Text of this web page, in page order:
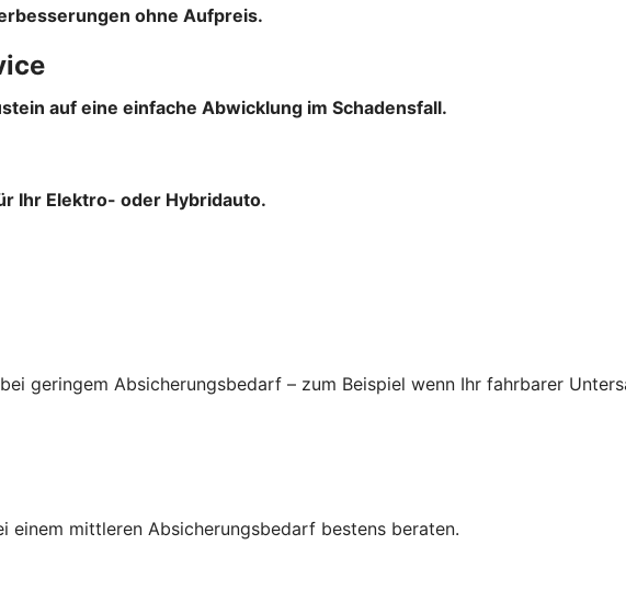
ohne Aufpreis.
auf eine einfache Abwicklung im Schadensfall.
Ihr Elektro- oder Hybridauto.
geringem Absicherungsbedarf – zum Beispiel wenn Ihr fahrbarer
einem mittleren Absicherungsbedarf bestens beraten.